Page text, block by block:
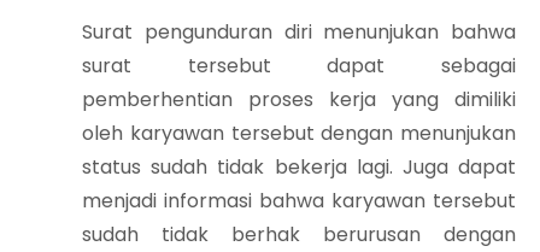
Surat pengunduran diri menunjukan bahwa
surat tersebut dapat sebagai
pemberhentian proses kerja yang dimiliki
oleh karyawan tersebut dengan menunjukan
status sudah tidak bekerja lagi. Juga dapat
menjadi informasi bahwa karyawan tersebut
sudah tidak berhak berurusan dengan